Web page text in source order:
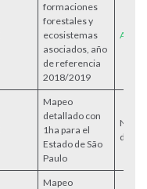
formaciones
forestales y
ecosistemas
asociados, año
de referencia
2018/2019
Mapeo
detallado con
1ha para el
Estado de São
Paulo
No
Mapeo